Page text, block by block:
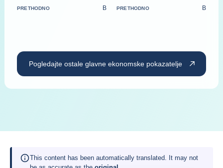
PRETHODNO B PRETHODNO B
Pogledajte ostale glavne ekonomske pokazatelje
This content has been automatically translated. It may not